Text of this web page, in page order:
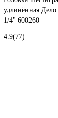
удлинённая
1/4" 600260
4.9(77)